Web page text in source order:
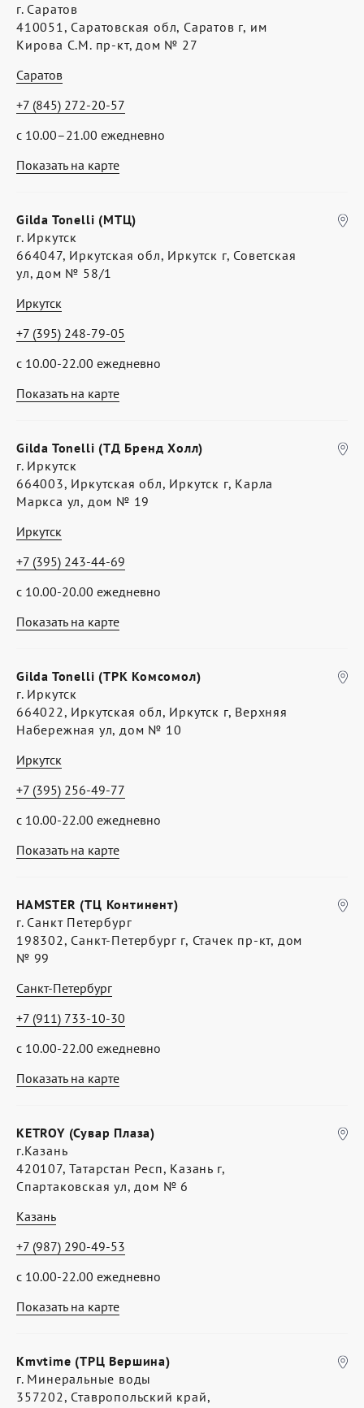
Показать на карте
г. Саратов
410051, Саратовская обл, Саратов г, им
Кирова С.М. пр-кт, дом № 27
Саратов
с 10.00–21.00 ежедневно
+7 (845) 272-20-57
Показать на карте
Gilda Tonelli (МТЦ)
г. Иркутск
664047, Иркутская обл, Иркутск г, Советская
ул, дом № 58/1
Иркутск
с 10.00-22.00 ежедневно
+7 (395) 248-79-05
Показать на карте
Gilda Tonelli (ТД Бренд Холл)
г. Иркутск
664003, Иркутская обл, Иркутск г, Карла
Маркса ул, дом № 19
Иркутск
с 10.00-20.00 ежедневно
+7 (395) 243-44-69
Показать на карте
Gilda Tonelli (ТРК Комсомол)
г. Иркутск
664022, Иркутская обл, Иркутск г, Верхняя
Набережная ул, дом № 10
Иркутск
с 10.00-22.00 ежедневно
+7 (395) 256-49-77
Показать на карте
HAMSTER (ТЦ Континент)
г. Санкт Петербург
198302, Санкт-Петербург г, Стачек пр-кт, дом
№ 99
Санкт-Петербург
с 10.00-22.00 ежедневно
+7 (911) 733-10-30
Показать на карте
KETROY (Сувар Плаза)
г.Казань
420107, Татарстан Респ, Казань г,
Спартаковская ул, дом № 6
Казань
с 10.00-22.00 ежедневно
+7 (987) 290-49-53
Kmvtime (ТРЦ Вершина)
г. Минеральные воды
357202, Ставропольский край,